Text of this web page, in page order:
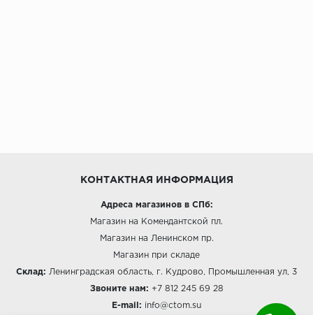
КОНТАКТНАЯ ИНФОРМАЦИЯ
Адреса магазинов в СПб:
Магазин на Комендантской пл.
Магазин на Ленинском пр.
Магазин при складе
Склад: Ленинградская область, г. Кудрово, Промышленная ул, 3
Звоните нам: +7 812 245 69 28
E-mail: info@ctom.su